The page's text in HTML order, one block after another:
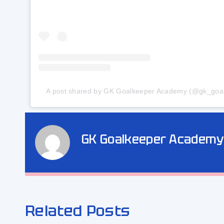
A post shared by GK Goalkeeper Academy
GK Goalkeeper Academy
Related Posts